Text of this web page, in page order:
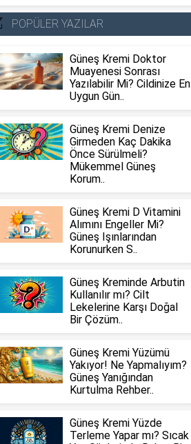
POPÜLER YAZILAR
Güneş Kremi Doktor
Muayenesi Sonrası
Yazılabilir Mi? Cildinize En
Uygun Gün..
Güneş Kremi Denize
Girmeden Kaç Dakika
Önce Sürülmeli?
Mükemmel Güneş
Korum..
Güneş Kremi D Vitamini
Alımını Engeller Mi?
Güneş Işınlarından
Korunurken S..
Güneş Kreminde Arbutin
Kullanılır mı? Cilt
Lekelerine Karşı Doğal
Bir Çözüm..
Güneş Kremi Yüzümü
Yakıyor! Ne Yapmalıyım?
Güneş Yanığından
Kurtulma Rehber..
Güneş Kremi Yüzde
Terleme Yapar mı? Sıcak